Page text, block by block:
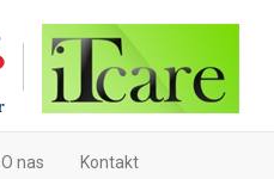
O nas Kontakt